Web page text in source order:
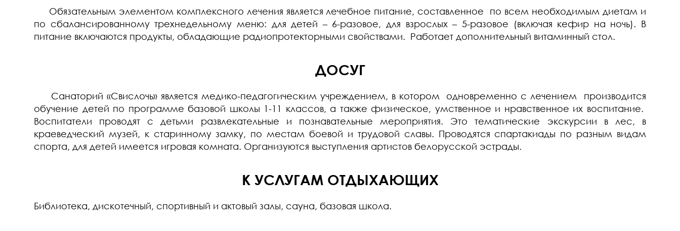
Обязательным элементом комплексного лечения является лечебное питание, составленное по всем необходимым диетам и
по сбалансированному трехнедельному меню: для детей – 6-разовое, для взрослых – 5-разовое (включая кефир на ночь). В
питание включаются продукты, обладающие радиопротекторными свойствами. Работает дополнительный витаминный стол.
ДОСУГ
Санаторий «Свислочь» является медико-педагогическим учреждением, в котором одновременно с лечением производится
обучение детей по программе базовой школы 1-11 классов, а также физическое, умственное и нравственное их воспитание.
Воспитатели проводят с детьми развлекательные и познавательные мероприятия. Это тематические экскурсии в лес, в
краеведческий музей, к старинному замку, по местам боевой и трудовой славы. Проводятся спартакиады по разным видам
спорта, для детей имеется игровая комната. Организуются выступления артистов белорусской эстрады.
К УСЛУГАМ ОТДЫХАЮЩИХ
Библиотека, дискотечный, спортивный и актовый залы, сауна, базовая школа.